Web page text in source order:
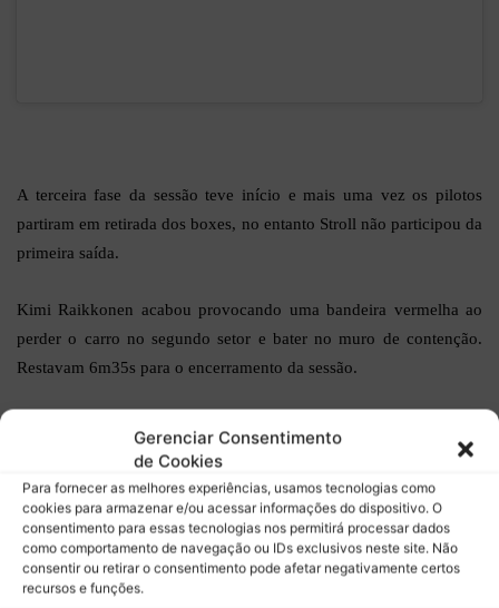
Gerenciar Consentimento
de Cookies
Para fornecer as melhores experiências, usamos tecnologias como
cookies para armazenar e/ou acessar informações do dispositivo. O
consentimento para essas tecnologias nos permitirá processar dados
como comportamento de navegação ou IDs exclusivos neste site. Não
consentir ou retirar o consentimento pode afetar negativamente certos
recursos e funções.
A terceira fase da sessão teve início e mais uma vez os pilotos
partiram em retirada dos boxes, no entanto Stroll não participou da
primeira saída.
Kimi Raikkonen acabou provocando uma bandeira vermelha ao
perder o carro no segundo setor e bater no muro de contenção.
Restavam 6m35s para o encerramento da sessão.
Hamilton com 1:34:346 e Bottas com 1:19:354. Vettel era visto na
quarta posição, com Ricciardo e Hulkenberg em quinto e sexto
respectivamente. Sainz foi o último piloto com tempo aferido,
visto em sétimo. Albon Raikkonen e Stroll não tinham tempo
aferido.